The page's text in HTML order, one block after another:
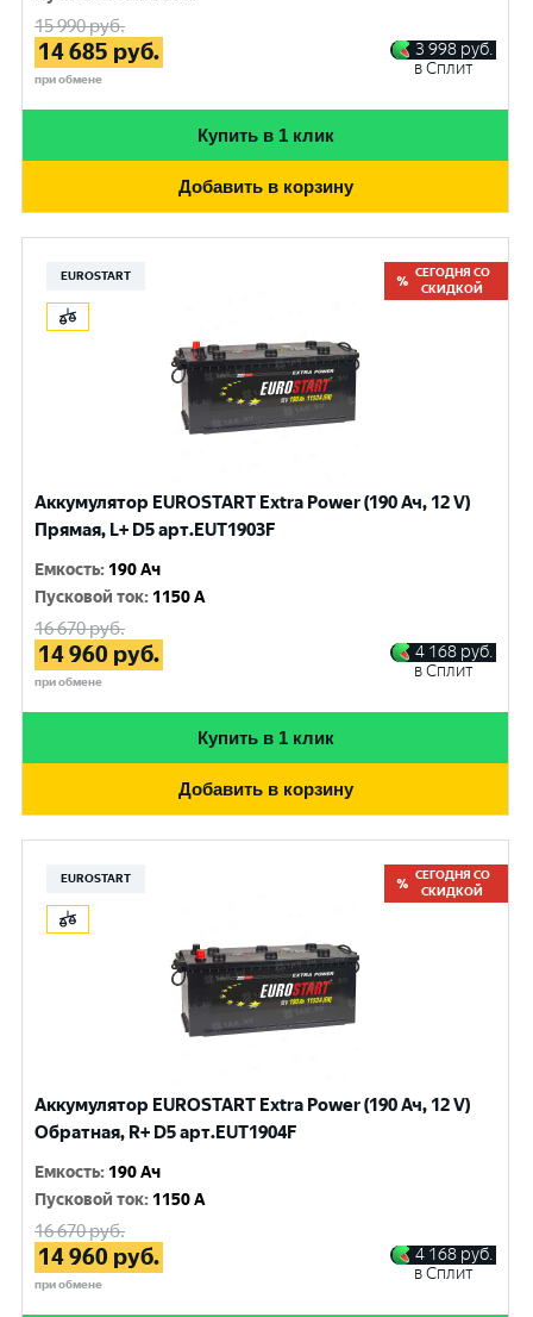
15 990руб.
14 685 руб.
при обмене
3 998 руб.
в Сплит
Купить в 1 клик
Добавить в корзину
EUROSTART
СЕГОДНЯ СО
СКИДКОЙ
Аккумулятор EUROSTART Extra Power (190 Ач, 12 V)
Прямая, L+ D5 арт.EUT1903F
Емкость: 190 Ач
Пусковой ток: 1150 A
16 670руб.
14 960 руб.
при обмене
4 168 руб.
в Сплит
Купить в 1 клик
Добавить в корзину
EUROSTART
СЕГОДНЯ СО
СКИДКОЙ
Аккумулятор EUROSTART Extra Power (190 Ач, 12 V)
Обратная, R+ D5 арт.EUT1904F
Емкость: 190 Ач
Пусковой ток: 1150 A
16 670руб.
14 960 руб.
при обмене
4 168 руб.
в Сплит